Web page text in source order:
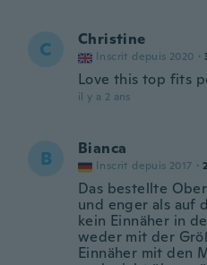
C Christine
Inscrit depuis 2020 ·
Love this top fits
il y a 2 ans
B Bianca
Inscrit depuis 2017 ·
Das bestellte
und enger als auf
kein Einnäher in
weder mit der
Einnäher mit den